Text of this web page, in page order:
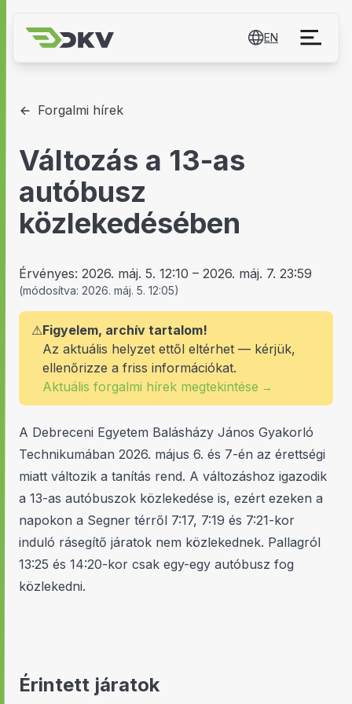
EN
Forgalmi hírek
Változás a 13-as
autóbusz
közlekedésében
Érvényes: 2026. máj. 5. 12:10 – 2026. máj. 7. 23:59
(módosítva: 2026. máj. 5. 12:05)
⚠Figyelem, archív tartalom!
Az aktuális helyzet ettől eltérhet — kérjük,
ellenőrizze a friss információkat.
Aktuális forgalmi hírek megtekintése →
A Debreceni Egyetem Balásházy János Gyakorló
Technikumában 2026. május 6. és 7-én az érettségi
miatt változik a tanítás rend. A változáshoz igazodik
a 13-as autóbuszok közlekedése is, ezért ezeken a
napokon a Segner térről 7:17, 7:19 és 7:21-kor
induló rásegítő járatok nem közlekednek. Pallagról
13:25 és 14:20-kor csak egy-egy autóbusz fog
közlekedni.
Érintett járatok